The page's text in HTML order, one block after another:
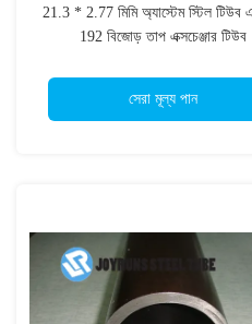
21.3 * 2.77 মিমি অ্যাস্টেম স্টিল টিউব
192 বিজোড় তাপ এক্সচেঞ্জার টিউব
সেরা মূল্য পান